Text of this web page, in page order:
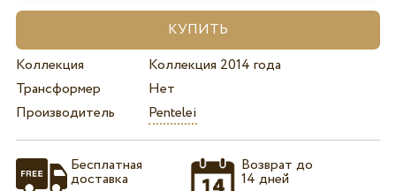
Коллекция
Коллекция 2014 года
Трансформер
Нет
Производитель
Pentelei
Бесплатная
доставка
Возврат до
14 дней